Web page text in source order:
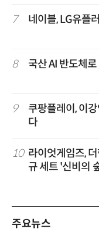
7 네이블, LG유플
8 국산 AI 반도체
9
쿠팡플레이, 이
다
10 라이엇게임즈,
규 세트 '신비의
주요뉴스